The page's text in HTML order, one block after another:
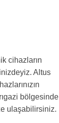
cihazların
Altus
bölgesinde
ulaşabilirsiniz.